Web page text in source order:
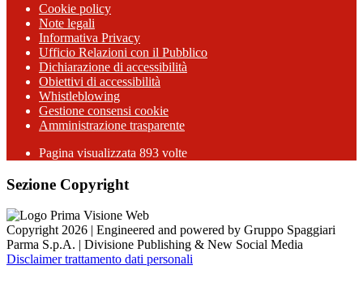
Cookie policy
Note legali
Informativa Privacy
Ufficio Relazioni con il Pubblico
Dichiarazione di accessibilità
Obiettivi di accessibilità
Whistleblowing
Gestione consensi cookie
Amministrazione trasparente
Pagina visualizzata 893 volte
Sezione Copyright
Copyright 2026 | Engineered and powered by Gruppo Spaggiari
Parma S.p.A. | Divisione Publishing & New Social Media
Disclaimer trattamento dati personali